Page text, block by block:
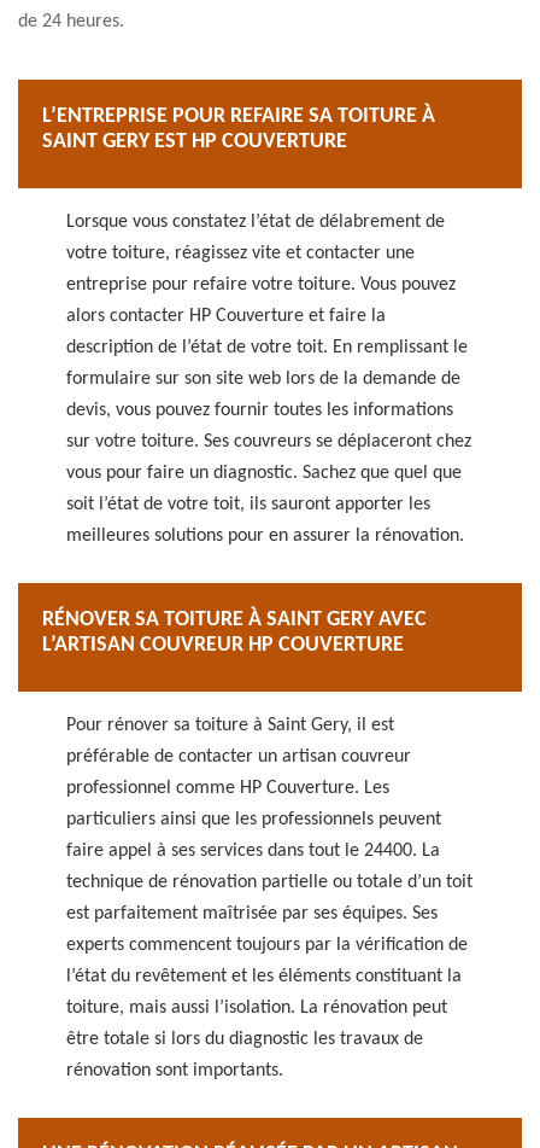
de 24 heures.
L’ENTREPRISE POUR REFAIRE SA TOITURE À
SAINT GERY EST HP COUVERTURE
Lorsque vous constatez l’état de délabrement de
votre toiture, réagissez vite et contacter une
entreprise pour refaire votre toiture. Vous pouvez
alors contacter HP Couverture et faire la
description de l’état de votre toit. En remplissant le
formulaire sur son site web lors de la demande de
devis, vous pouvez fournir toutes les informations
sur votre toiture. Ses couvreurs se déplaceront chez
vous pour faire un diagnostic. Sachez que quel que
soit l’état de votre toit, ils sauront apporter les
meilleures solutions pour en assurer la rénovation.
RÉNOVER SA TOITURE À SAINT GERY AVEC
L’ARTISAN COUVREUR HP COUVERTURE
Pour rénover sa toiture à Saint Gery, il est
préférable de contacter un artisan couvreur
professionnel comme HP Couverture. Les
particuliers ainsi que les professionnels peuvent
faire appel à ses services dans tout le 24400. La
technique de rénovation partielle ou totale d’un toit
est parfaitement maîtrisée par ses équipes. Ses
experts commencent toujours par la vérification de
l’état du revêtement et les éléments constituant la
toiture, mais aussi l’isolation. La rénovation peut
être totale si lors du diagnostic les travaux de
rénovation sont importants.